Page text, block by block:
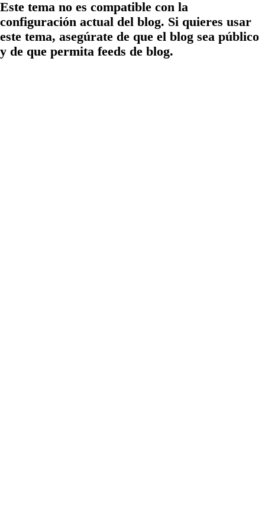
Este tema no es compatible con la
configuración actual del blog. Si quieres usar
este tema, asegúrate de que el blog sea público
y de que permita feeds de blog.